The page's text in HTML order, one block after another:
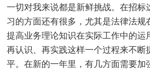
一切对我来说都是新鲜挑战。在招标
习的方面还有很多，尤其是法律法规
提高业务理论知识在实际工作中的运
再认识、再实践这样一个过程来不断
平。在新的一年里，有几方面需要加